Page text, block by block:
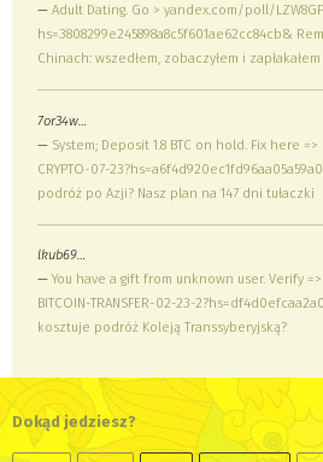
—Adult Dating. Go > yandex.com/poll/
hs=3808299e245898a8c5f601ae62cc84cb&
Chinach: wszedłem, zobaczyłem i zapłakałem
7or34w…
— System; Deposit 1.8 BTC on hold. Fix here
CRYPTO-07-
podróż po Azji? Nasz plan na 147 dni tułaczki
lkub69…
—You have a gift from unknown user. Verify
BITCOIN-TRANSFER-02-23-
kosztuje podróż Koleją Transsyberyjską?
Dokąd jedziesz?